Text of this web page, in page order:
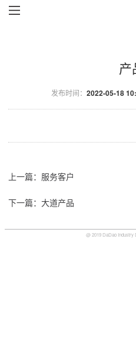
产
发布时间：2022-05-18
上一篇：服务客户
下一篇：大道产品
@ 2019 DaDao Industry